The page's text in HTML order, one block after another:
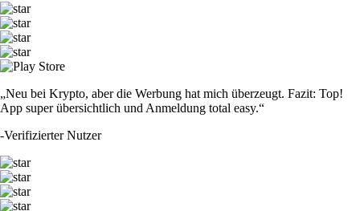
„Neu bei Krypto, aber die Werbung hat mich überzeugt. Fazit: Top!
App super übersichtlich und Anmeldung total easy.“
-Verifizierter Nutzer